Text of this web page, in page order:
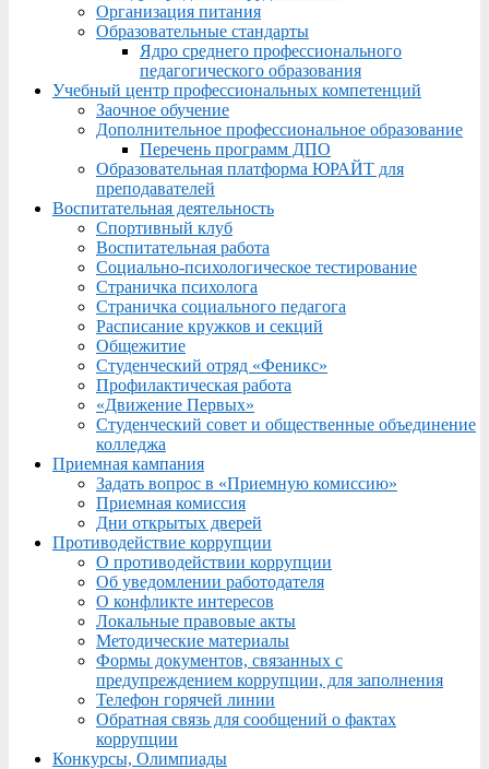
Организация питания
Образовательные стандарты
Ядро среднего профессионального
педагогического образования
Учебный центр профессиональных компетенций
Заочное обучение
Дополнительное профессиональное образование
Перечень программ ДПО
Образовательная платформа ЮРАЙТ для
преподавателей
Воспитательная деятельность
Спортивный клуб
Воспитательная работа
Социально-психологическое тестирование
Страничка психолога
Страничка социального педагога
Расписание кружков и секций
Общежитие
Студенческий отряд «Феникс»
Профилактическая работа
«Движение Первых»
Студенческий совет и общественные объединение
колледжа
Приемная кампания
Задать вопрос в «Приемную комиссию»
Приемная комиссия
Дни открытых дверей
Противодействие коррупции
О противодействии коррупции
Об уведомлении работодателя
О конфликте интересов
Локальные правовые акты
Методические материалы
Формы документов, связанных с
предупреждением коррупции, для заполнения
Телефон горячей линии
Обратная связь для сообщений о фактах
коррупции
Конкурсы, Олимпиады